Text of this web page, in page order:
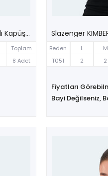
Slazenger KIMBERLEY IN Kadın Fermuarlı Kapüşonlu Cepli Siyah Sweatshırt
Toplam
8 Adet
Beden L M
T051
2 2
Fiyatları
Bayi Değilseniz,